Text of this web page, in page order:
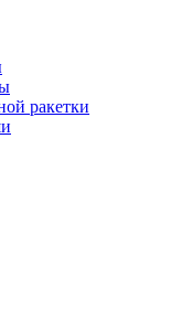
ракетки